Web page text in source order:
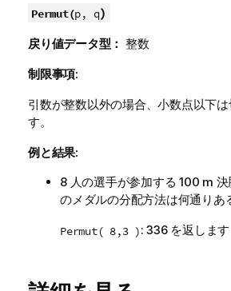
Permut(p, q)
戻り値データ型： 整数
制限事項:
引数が整数以外の場合、小数点以下
す。
例と結果:
8 人の選手が参加する 100 m
のメダルの分配方法は何通りあ
Permut( 8,3 ): 336 を返します